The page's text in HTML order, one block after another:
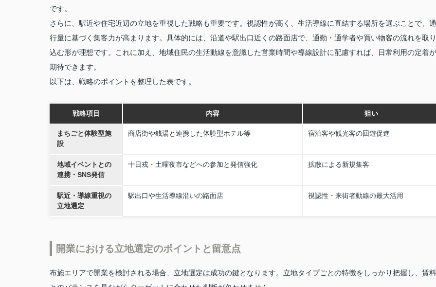
です。
さらに、駅近や住宅近辺の立地を重視した戦略も重要です。視認性が高く、生活導線に直結する場所を選ぶことで、通
行量に基づく集客力が高まります。具体的には、沿道や駅出口近くの路面店で、通勤・通学者や買い物客の流れを取り
込む形が理想です。これに加え、地域住民の生活動線を意識した営業時間や導線設計に配慮すれば、日常利用の定着が
期待できます。
以下は、戦略のポイントを整理した表です。
戦略項目 内容 狙い
まちごと体験型施
設
商店街や銭湯と連携した体験型ホテル等 宿泊客や観光客の回遊促進
地域イベントとの
連携・SNS発信
十日戎・土曜夜市などへの参加と発信強化 拡散による新規集客
駅近・導線重視の
立地選定
駅出口や生活導線沿いの路面店 視認性・来街者動線の最大活用
開業における立地選定のポイントと留意点
布施エリアで開業を検討される場合、立地選定は成功の鍵となります。立地タイプごとの特徴をしっかり把握し、賃料